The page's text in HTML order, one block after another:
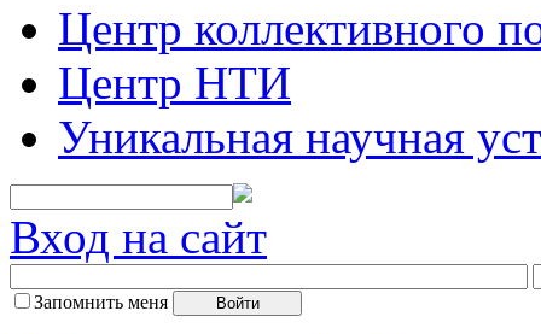
Центр коллективного
Центр НТИ
Уникальная научная
Вход на сайт
Запомнить меня